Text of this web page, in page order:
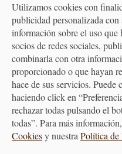
AL
Consigue
que se
descuento
Utilizamos cookies con
publicidad personalizada
información sobre el uso que
socios de redes sociales,
combinarla con otra
proporcionado o que hayan
hace de sus servicios.
haciendo click en
rechazar todas pulsando el
todas”. Para más
Cookiesy nuestra Política de